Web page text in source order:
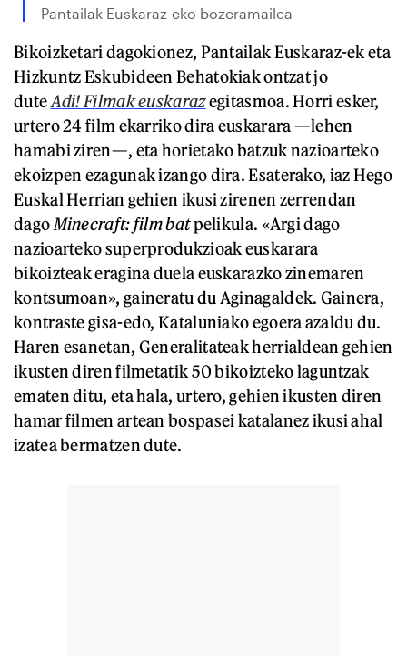
Pantailak Euskaraz-eko bozeramailea
Bikoizketari dagokionez, Pantailak Euskaraz-ek eta
Hizkuntz Eskubideen Behatokiak ontzat jo
duteAdi! Filmak euskarazegitasmoa. Horri esker,
urtero 24 film ekarriko dira euskarara —lehen
hamabi ziren—, eta horietako batzuk nazioarteko
ekoizpen ezagunak izango dira. Esaterako, iaz Hego
Euskal Herrian gehien ikusi zirenen zerrendan
dago Minecraft: film batpelikula. «Argi dago
nazioarteko superprodukzioak euskarara
bikoizteak eragina duela euskarazko zinemaren
kontsumoan», gaineratu du Aginagaldek. Gainera,
kontraste gisa-edo, Kataluniako egoera azaldu du.
Haren esanetan, Generalitateak herrialdean gehien
ikusten diren filmetatik 50 bikoizteko laguntzak
ematen ditu, eta hala, urtero, gehien ikusten diren
hamar filmen artean bospasei katalanez ikusi ahal
izatea bermatzen dute.